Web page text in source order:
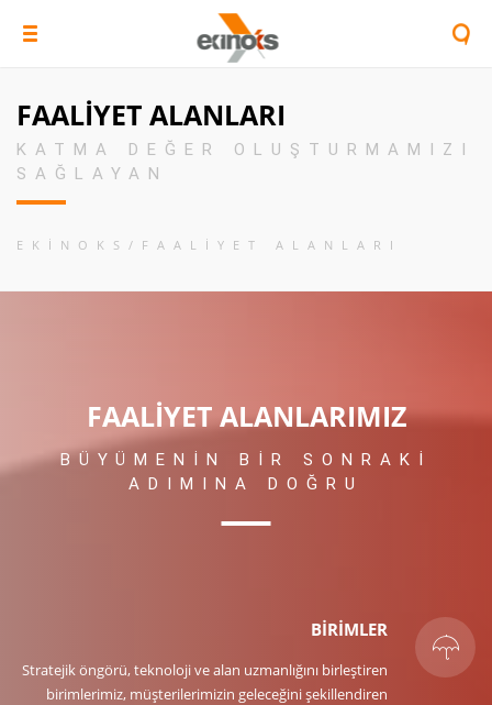
FAALİYET ALANLARI
KATMA DEĞER OLUŞTURMAMIZI
SAĞLAYAN
EKİNOKS FAALİYET ALANLARI
FAALİYET ALANLARIMIZ
BÜYÜMENİN BİR SONRAKİ
ADIMINA DOĞRU
BİRİMLER
Stratejik öngörü, teknoloji ve alan uzmanlığını birleştiren
birimlerimiz, müşterilerimizin geleceğini şekillendiren